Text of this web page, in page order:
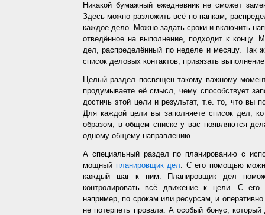
Никакой бумажный ежедневник не сможет
Здесь можно разложить всё по папкам,
каждое дело. Можно задать сроки и включить
отведённое на выполнение, подходит к концу.
дел, распределённый по неделе и месяцу. Так
список деловых контактов, привязать
Целый раздел посвящен такому важному
продумываете её смысл, чему способствует
достичь этой цели и результат, т.е. то, что вы
Для каждой цели вы заполняете список дел,
образом, в общем списке у вас появляются
одному общему направлению.
А специальный раздел по планированию с
мощный планировщик дел. С его помощью
каждый шаг к ним. Планировщик дел
контролировать всё движение к цели. С
например, по срокам или ресурсам, и
не потерпеть провала. А особый бонус,